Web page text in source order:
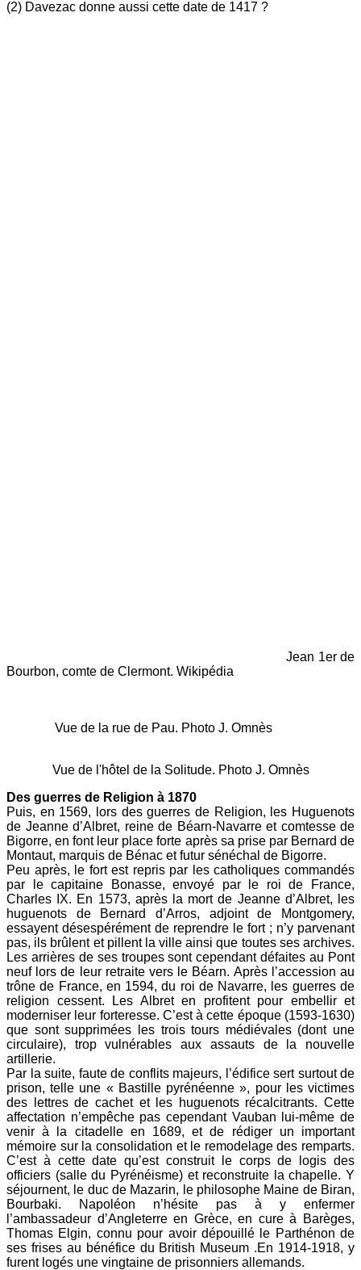
(2) Davezac donne aussi cette date de 1417 ?
Jean 1er de
Bourbon, comte de Clermont. Wikipédia
Vue de la rue de Pau. Photo J. Omnès
Vue de l'hôtel de la Solitude. Photo J. Omnès
Des guerres de Religion à 1870
Puis, en 1569, lors des guerres de Religion, les Huguenots
de Jeanne d’Albret, reine de Béarn-Navarre et comtesse de
Bigorre, en font leur place forte après sa prise par Bernard de
Montaut, marquis de Bénac et futur sénéchal de Bigorre.
Peu après, le fort est repris par les catholiques commandés
par le capitaine Bonasse, envoyé par le roi de France,
Charles IX. En 1573, après la mort de Jeanne d’Albret, les
huguenots de Bernard d’Arros, adjoint de Montgomery,
essayent désespérément de reprendre le fort ; n’y parvenant
pas, ils brûlent et pillent la ville ainsi que toutes ses archives.
Les arrières de ses troupes sont cependant défaites au Pont
neuf lors de leur retraite vers le Béarn. Après l’accession au
trône de France, en 1594, du roi de Navarre, les guerres de
religion cessent. Les Albret en profitent pour embellir et
moderniser leur forteresse. C’est à cette époque (1593-1630)
que sont supprimées les trois tours médiévales (dont une
circulaire), trop vulnérables aux assauts de la nouvelle
artillerie.
Par la suite, faute de conflits majeurs, l’édifice sert surtout de
prison, telle une « Bastille pyrénéenne », pour les victimes
des lettres de cachet et les huguenots récalcitrants. Cette
affectation n’empêche pas cependant Vauban lui-même de
venir à la citadelle en 1689, et de rédiger un important
mémoire sur la consolidation et le remodelage des remparts.
C’est à cette date qu’est construit le corps de logis des
officiers (salle du Pyrénéisme) et reconstruite la chapelle. Y
séjournent, le duc de Mazarin, le philosophe Maine de Biran,
Bourbaki. Napoléon n’hésite pas à y enfermer
l’ambassadeur d’Angleterre en Grèce, en cure à Barèges,
Thomas Elgin, connu pour avoir dépouillé le Parthénon de
ses frises au bénéfice du British Museum .En 1914-1918, y
furent logés une vingtaine de prisonniers allemands.